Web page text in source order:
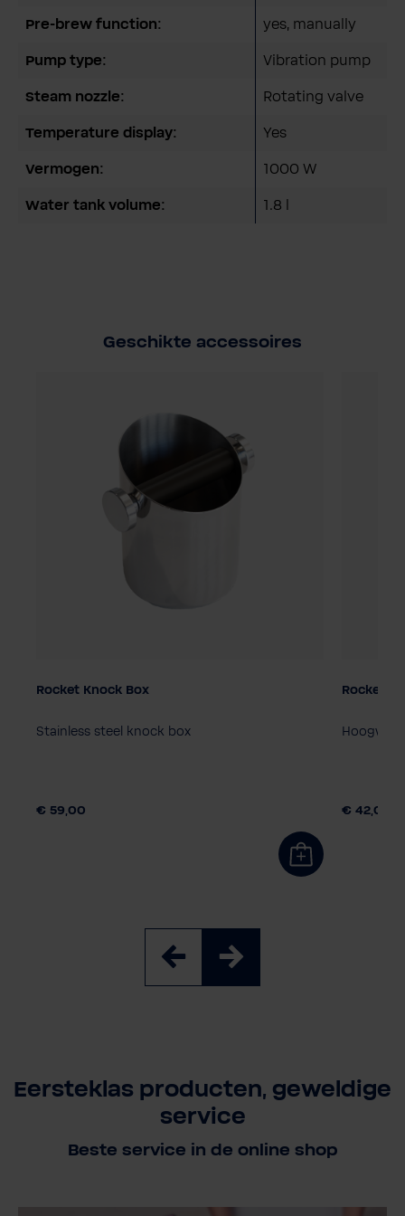
Pre-brew function: yes, manually
Pump type: Vibration pump
Steam nozzle: Rotating valve
Temperature display: Yes
Vermogen: 1000 W
Water tank volume: 1.8 l
Geschikte accessoires
Rocket Knock Box
Stainless steel knock box
€ 59,00
Rocket
€ 42,00
Eersteklas producten, geweldige
service
Beste service in de online shop